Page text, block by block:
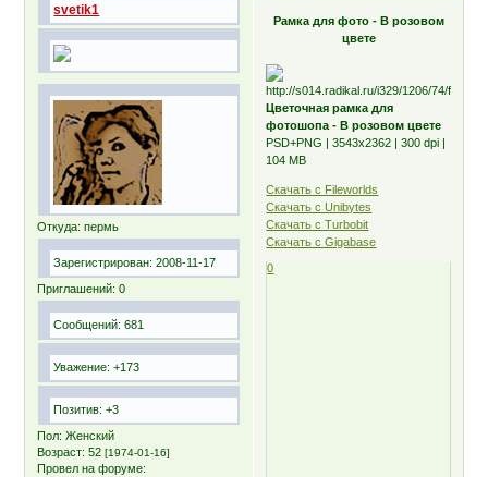
svetik1
Откуда: пермь
Зарегистрирован: 2008-11-17
Приглашений: 0
Сообщений: 681
Уважение: +173
Позитив: +3
Пол: Женский
Возраст: 52[1974-01-16]
Провел на форуме:
Рамка для фото - В розовом
цвете
Цветочная рамка для
фотошопа - В розовом цвете
PSD+PNG | 3543х2362 | 300 dpi |
104 MB
Скачать с Fileworlds
Скачать с Unibytes
Скачать с Turbobit
Скачать с Gigabase
0